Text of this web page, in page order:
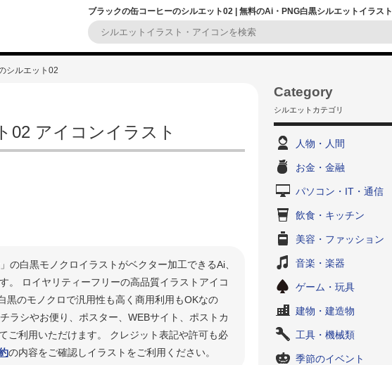
ブラックの缶コーヒーのシルエット02 | 無料のAi・PNG白黒シルエットイラスト
シルエット02
02 アイコンイラスト
」の白黒モノクロイラストがベクター加工できるAi、
。 ロイヤリティーフリーの高品質イラストアイコ
黒のモノクロで汎用性も高く商用利用もOKなの
チラシやお便り、ポスター、WEBサイト、ポストカ
ご利用いただけます。 クレジット表記や許可も必
の内容をご確認しイラストをご利用ください。
Category
シルエットカテゴリ
人物・人間
お金・金融
パソコン・IT・通信
飲食・キッチン
美容・ファッション
音楽・楽器
ゲーム・玩具
建物・建造物
工具・機械類
季節のイベント